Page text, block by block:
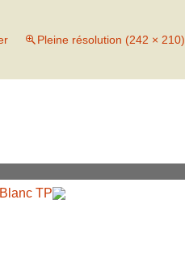
Pleine résolution (242 × 210)